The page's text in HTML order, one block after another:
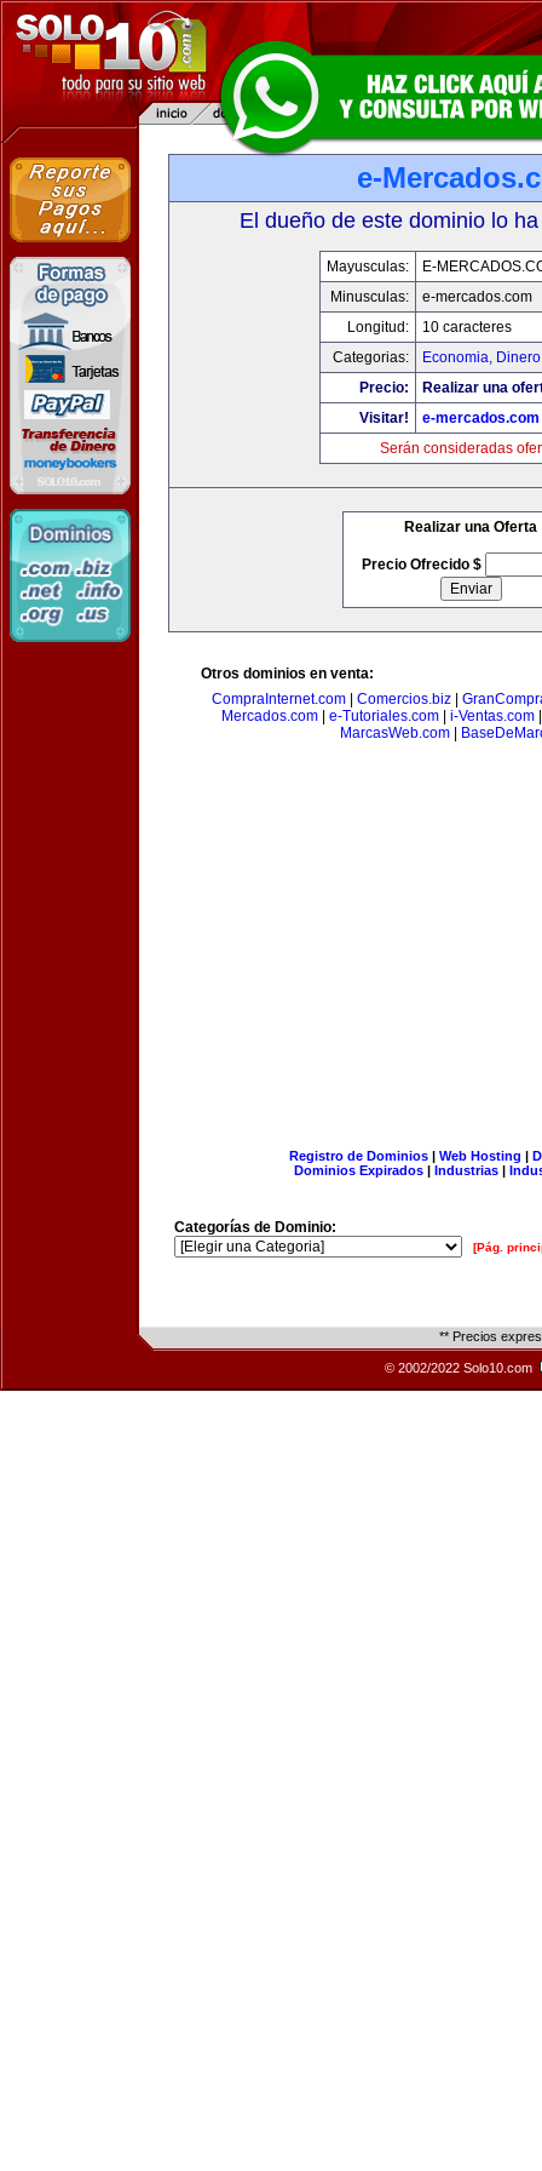
e-
El dueño de este dominio lo
Mayusculas:
E-
Minusculas:
e-mercados.com
Longitud:
10 caracteres
Categorias:
Economia,
Precio:
Realizar una
Visitar!
e-mercados.com
Serán consideradas
Realizar una Oferta
Precio Ofrecido $
Otros dominios en venta:
CompraInternet.com| Comercios.biz|
Mercados.com
e-Tutoriales.com i-Ventas.com
MarcasWeb.com
Registro de Dominios| Web Hosting |
Dominios Expirados | Industrias |
Categorías de Dominio:
[Pág.
** Precios
© 2002/2022 Solo10.com